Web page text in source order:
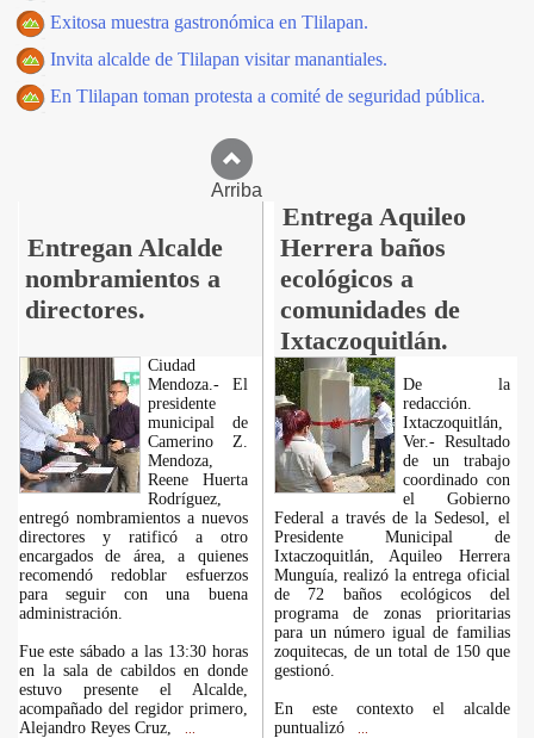
Exitosa muestra gastronómica en Tlilapan.
Invita alcalde de Tlilapan visitar manantiales.
En Tlilapan toman protesta a comité de seguridad pública.
Arriba
Entregan Alcalde
nombramientos a
directores.
Entrega Aquileo
Herrera baños
ecológicos a
comunidades de
Ixtaczoquitlán.
Ciudad
Mendoza.- El
presidente
municipal de
Camerino Z.
Mendoza,
Reene Huerta
Rodríguez,
entregó nombramientos a nuevos
directores y ratificó a otro
encargados de área, a quienes
recomendó redoblar esfuerzos
para seguir con una buena
administración.
Fue este sábado a las 13:30 horas
en la sala de cabildos en donde
estuvo presente el Alcalde,
acompañado del regidor primero,
Alejandro Reyes Cruz,
De la
redacción.
Ixtaczoquitlán,
Ver.- Resultado
de un trabajo
coordinado con
el Gobierno
Federal a través de la Sedesol, el
Presidente Municipal de
Ixtaczoquitlán, Aquileo Herrera
Munguía, realizó la entrega oficial
de 72 baños ecológicos del
programa de zonas prioritarias
para un número igual de familias
zoquitecas, de un total de 150 que
gestionó.
En este contexto el alcalde
puntualizó